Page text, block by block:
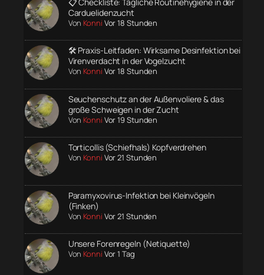
Carduelidenzucht
Von Konni Vor 18 Stunden
🛠️ Praxis-Leitfaden: Wirksame Desinfektion bei
Virenverdacht in der Vogelzucht
Von Konni Vor 18 Stunden
Seuchenschutz an der Außenvoliere & das
große Schweigen in der Zucht
Von Konni Vor 19 Stunden
Torticollis (Schiefhals) Kopfverdrehen
Von Konni Vor 21 Stunden
Paramyxovirus-Infektion bei Kleinvögeln
(Finken)
Von Konni Vor 21 Stunden
Unsere Forenregeln (Netiquette)
Von Konni Vor 1 Tag